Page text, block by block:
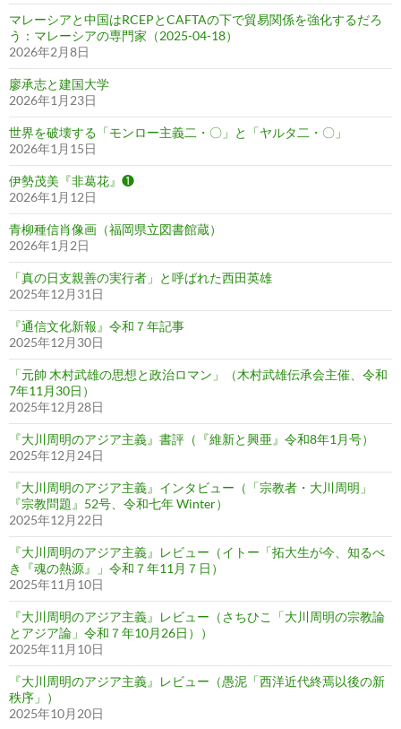
マレーシアと中国はRCEPとCAFTAの下で貿易関係を強化するだろ
う：マレーシアの専門家（2025-04-18）
2026年2月8日
廖承志と建国大学
2026年1月23日
世界を破壊する「モンロー主義二・〇」と「ヤルタ二・〇」
2026年1月15日
伊勢茂美『非葛花』❶
2026年1月12日
青柳種信肖像画（福岡県立図書館蔵）
2026年1月2日
「真の日支親善の実行者」と呼ばれた西田英雄
2025年12月31日
『通信文化新報』令和７年記事
2025年12月30日
「元帥 木村武雄の思想と政治ロマン」（木村武雄伝承会主催、令和
7年11月30日）
2025年12月28日
『大川周明のアジア主義』書評（『維新と興亜』令和8年1月号）
2025年12月24日
『大川周明のアジア主義』インタビュー（「宗教者・大川周明」
『宗教問題』52号、令和七年 Winter）
2025年12月22日
『大川周明のアジア主義』レビュー（イトー「拓大生が今、知るべ
き『魂の熱源』」令和７年11月７日）
2025年11月10日
『大川周明のアジア主義』レビュー（さちひこ「大川周明の宗教論
とアジア論」令和７年10月26日））
2025年11月10日
『大川周明のアジア主義』レビュー（愚泥「西洋近代終焉以後の新
秩序」）
2025年10月20日